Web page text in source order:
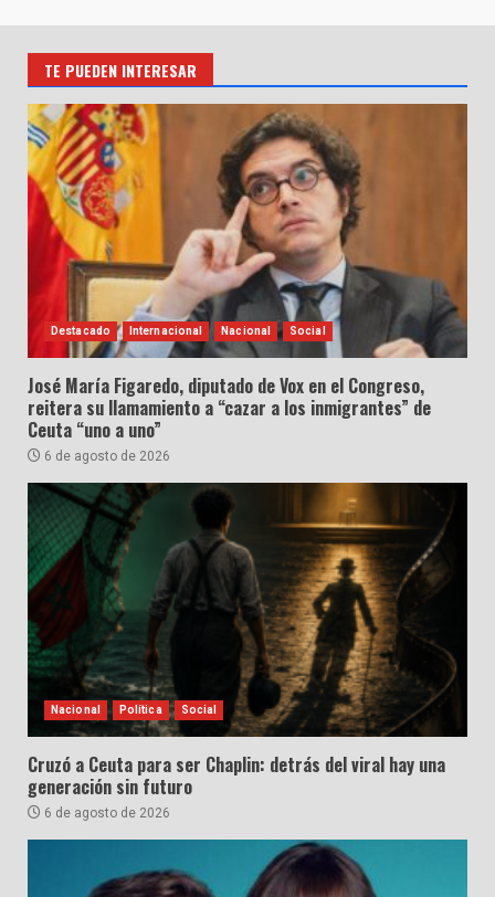
TE PUEDEN INTERESAR
Destacado Internacional Nacional Social
José María Figaredo, diputado de Vox en el Congreso,
reitera su llamamiento a “cazar a los inmigrantes” de
Ceuta “uno a uno”
6 de agosto de 2026
Nacional Política Social
Cruzó a Ceuta para ser Chaplin: detrás del viral hay una
generación sin futuro
6 de agosto de 2026